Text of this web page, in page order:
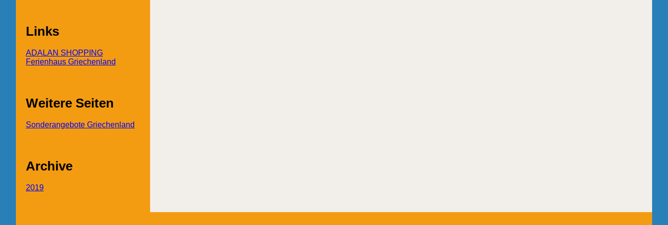
Links
ADALAN SHOPPING
Ferienhaus Griechenland
Weitere Seiten
Sonderangebote Griechenland
Archive
2019